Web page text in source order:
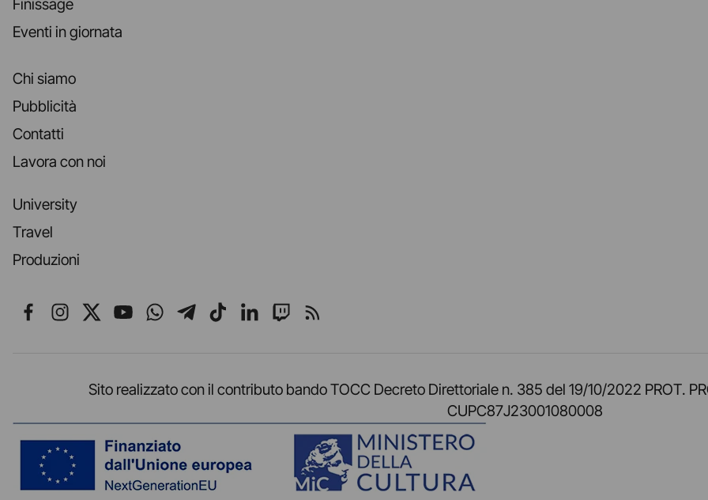
Finissage
Eventi in giornata
Chi siamo
Pubblicità
Contatti
Lavora con noi
University
Travel
Produzioni
Seguici su Facebook
Seguici su Instagram
Seguici su X
Seguici su YouTube
Seguici su WhatsApp
Seguici su Telegram
Seguici su TikTok
Seguici su LinkedIn
Seguici su Twitch
Seguici su Rss
Sito realizzato con il contributo bando TOCC Decreto Direttoriale n. 385 del 19/10/2022 PROT.
CUPC87J23001080008